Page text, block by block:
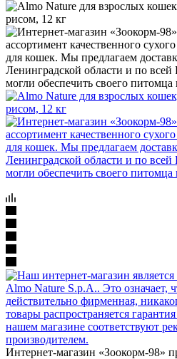
Интернет-магазин «Зоокорм-98»